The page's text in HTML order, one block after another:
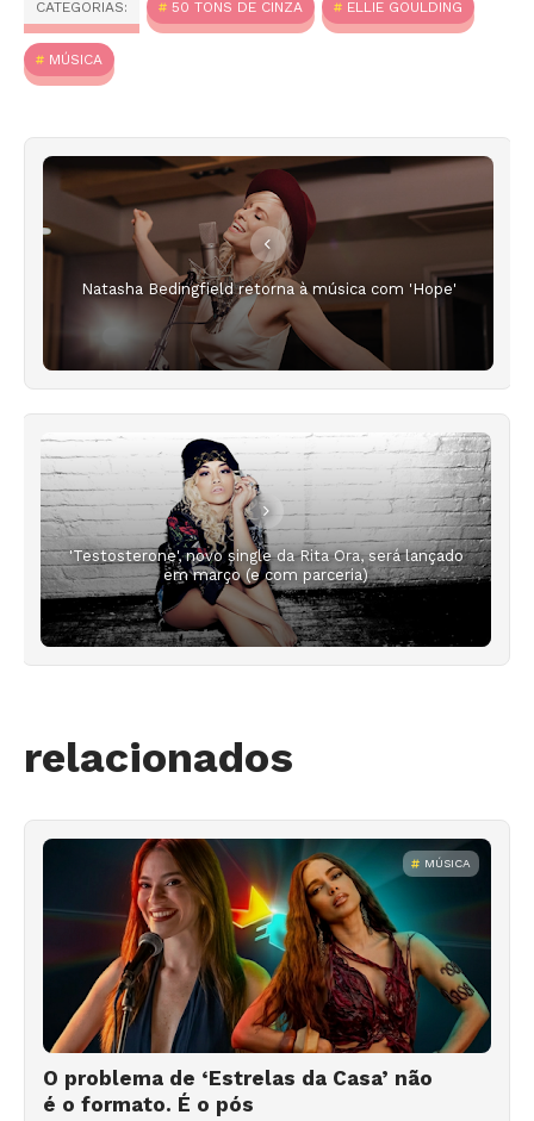
CATEGORIAS: 50 TONS DE CINZA ELLIE GOULDING
MÚSICA
Natasha Bedingfield retorna à música com 'Hope'
'Testosterone', novo single da Rita Ora, será lançado
em março (e com parceria)
relacionados
MÚSICA
O problema de ‘Estrelas da Casa’ não
é o formato. É o pós